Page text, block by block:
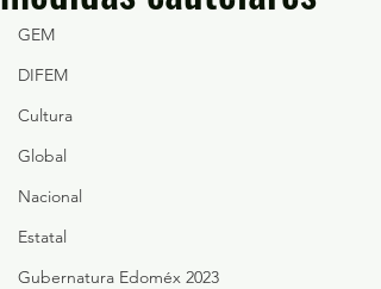
GEM
DIFEM
Cultura
Global
Nacional
Estatal
Gubernatura Edoméx 2023